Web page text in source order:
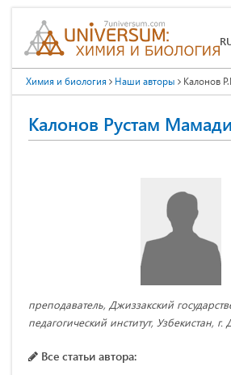
Химия и биология Наши авторы Калонов
Калонов Рустам
преподаватель, Джиззакский
педагогический институт, Узбекистан,
Все статьи автора: